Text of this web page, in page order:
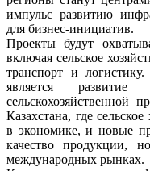
импульс развитию
для бизнес-инициатив.
Проекты будут
включая сельское
транспорт и
является развитие
сельскохозяйственной
Казахстана, где
в экономике, и новые
качество продукции,
международных рынках.